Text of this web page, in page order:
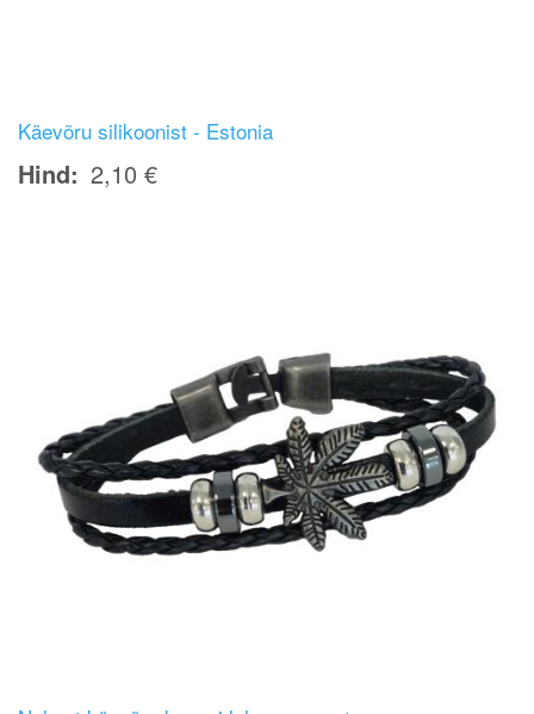
Käevõru silikoonist - Estonia
Hind 2,10 €